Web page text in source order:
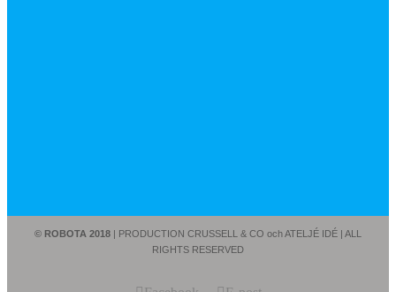
© ROBOTA 2018 | PRODUCTION CRUSSELL & CO och ATELJÉ IDÉ | ALL
RIGHTS RESERVED